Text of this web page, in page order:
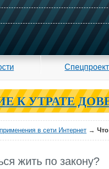
К УТРАТЕ
в сети Интернет →
жить по закону?